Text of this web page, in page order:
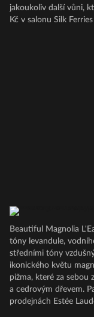
jakoukoliv další vůni,
Kč v salonu Silk
Beautiful Magnolia
tóny levandule,
středními tóny
ikonického květu
pižma, které za sebou
a cedrovým dřevem.
prodejnách Estée